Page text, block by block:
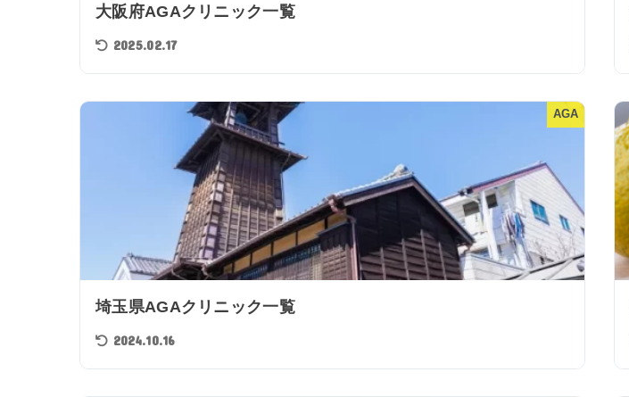
大阪府AGAクリニック一覧
2025.02.17
AGA
埼玉県AGAクリニック一覧
2024.10.16